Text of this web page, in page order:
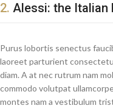
2. Alessi: the Italian
Purus lobortis senectus
laoreet parturient
diam. A at nec rutrum nam
commodo volutpat
montes nam a vestibulum